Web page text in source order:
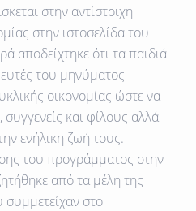
στην αντίστοιχη
στην ιστοσελίδα του
αποδείχτηκε ότι τα παιδιά
του μηνύματος
οικονομίας ώστε να
και φίλους αλλά
ενήλικη ζωή τους.
του προγράμματος στην
από τα μέλη της
συμμετείχαν στο